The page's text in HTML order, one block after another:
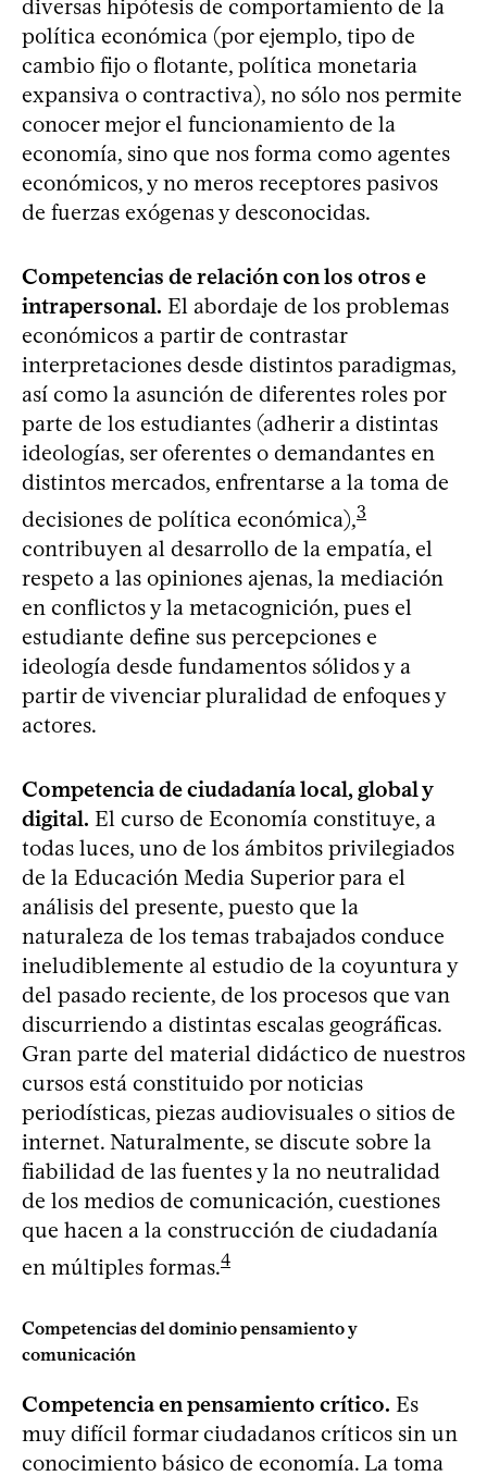
diversas hipótesis de comportamiento de la
política económica (por ejemplo, tipo de
cambio fijo o flotante, política monetaria
expansiva o contractiva), no sólo nos permite
conocer mejor el funcionamiento de la
economía, sino que nos forma como agentes
económicos, y no meros receptores pasivos
de fuerzas exógenas y desconocidas.
Competencias de relación con los otros e
intrapersonal. El abordaje de los problemas
económicos a partir de contrastar
interpretaciones desde distintos paradigmas,
así como la asunción de diferentes roles por
parte de los estudiantes (adherir a distintas
ideologías, ser oferentes o demandantes en
distintos mercados, enfrentarse a la toma de
decisiones de política económica),3
contribuyen al desarrollo de la empatía, el
respeto a las opiniones ajenas, la mediación
en conflictos y la metacognición, pues el
estudiante define sus percepciones e
ideología desde fundamentos sólidos y a
partir de vivenciar pluralidad de enfoques y
actores.
Competencia de ciudadanía local, global y
digital. El curso de Economía constituye, a
todas luces, uno de los ámbitos privilegiados
de la Educación Media Superior para el
análisis del presente, puesto que la
naturaleza de los temas trabajados conduce
ineludiblemente al estudio de la coyuntura y
del pasado reciente, de los procesos que van
discurriendo a distintas escalas geográficas.
Gran parte del material didáctico de nuestros
cursos está constituido por noticias
periodísticas, piezas audiovisuales o sitios de
internet. Naturalmente, se discute sobre la
fiabilidad de las fuentes y la no neutralidad
de los medios de comunicación, cuestiones
que hacen a la construcción de ciudadanía
en múltiples formas.4
Competencias del dominio pensamiento y
comunicación
Competencia en pensamiento crítico. Es
muy difícil formar ciudadanos críticos sin un
conocimiento básico de economía. La toma